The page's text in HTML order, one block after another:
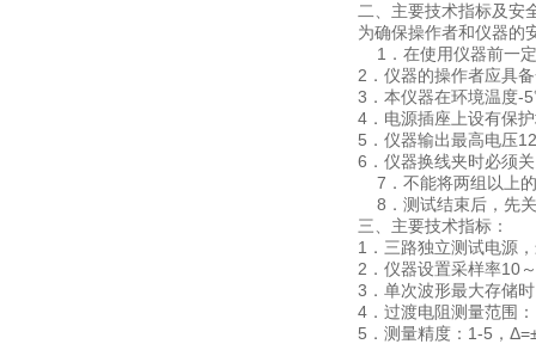
二、主要技术指标及安
为确保操作者和仪器的
1．在使用仪器前一
2．仪器的操作者应具
3．本仪器在环境温度-
4．电源插座上设有保
5．仪器输出最高电压
6．仪器换线夹时必须
7．不能将两组以上
8．测试结束后，先
三、主要技术指标：
1．三路独立测试电源
2．仪器设置采样率10
3．单次波形最大存储
4．过渡电阻测量范围
5．测量精度：1-5，